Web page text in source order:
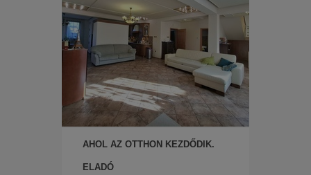
AHOL AZ OTTHON KEZDŐDIK.
ELADÓ